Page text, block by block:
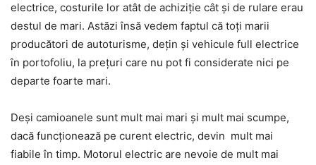
electrice, costurile lor atât de achiziție cât și de rulare erau
destul de mari. Astăzi însă vedem faptul că toți marii
producători de autoturisme, dețin și vehicule full electrice
în portofoliu, la prețuri care nu pot fi considerate nici pe
departe foarte mari.
Deși camioanele sunt mult mai mari și mult mai scumpe,
dacă funcționează pe curent electric, devin mult mai
fiabile în timp. Motorul electric are nevoie de mult mai